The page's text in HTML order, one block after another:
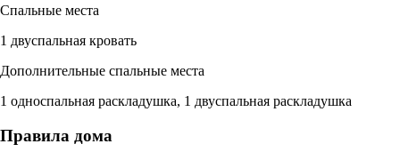
Спальные места
1 двуспальная кровать
Дополнительные спальные места
1 односпальная раскладушка, 1 двуспальная раскладушка
Правила дома